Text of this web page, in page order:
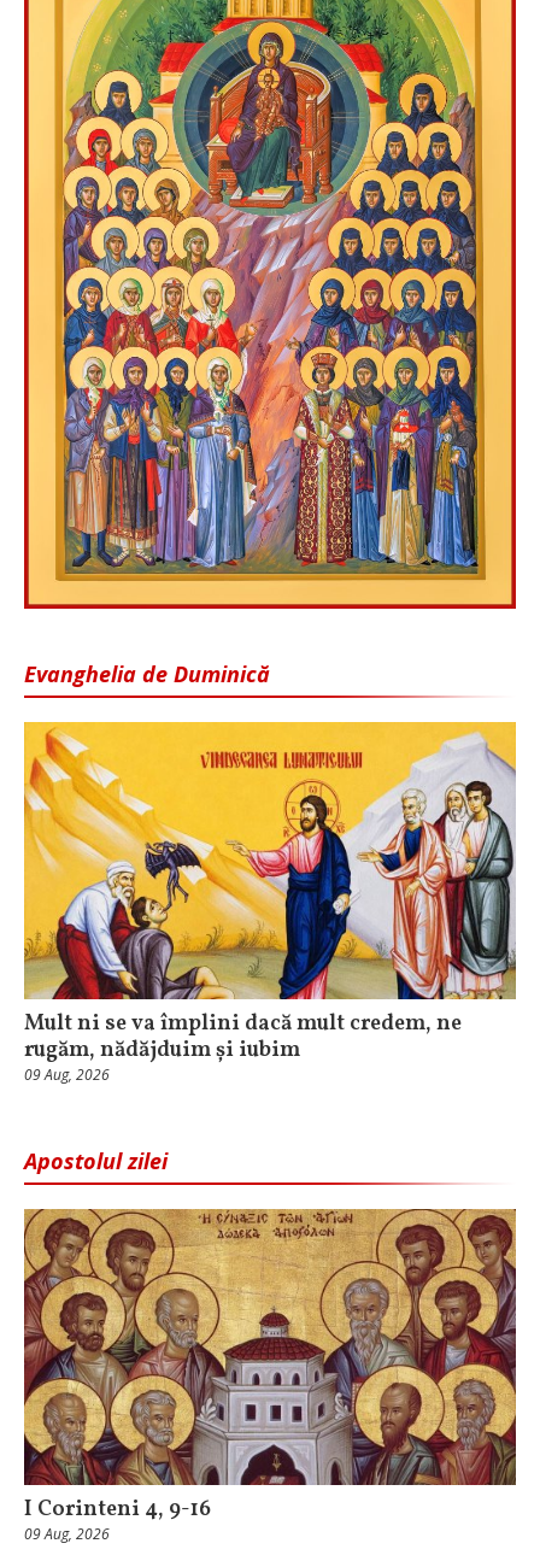
Evanghelia de Duminică
Mult ni se va împlini dacă mult credem, ne
rugăm, nădăjduim și iubim
09 Aug, 2026
Apostolul zilei
I Corinteni 4, 9-16
09 Aug, 2026